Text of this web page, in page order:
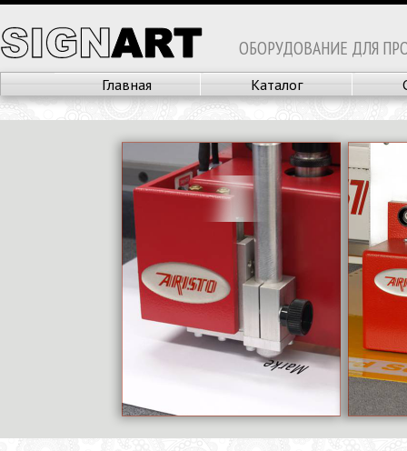
ОБОРУДОВАНИЕ ДЛЯ
Главная Каталог